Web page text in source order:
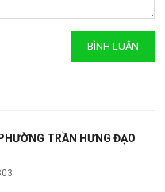
TRẦN HƯNG ĐẠO